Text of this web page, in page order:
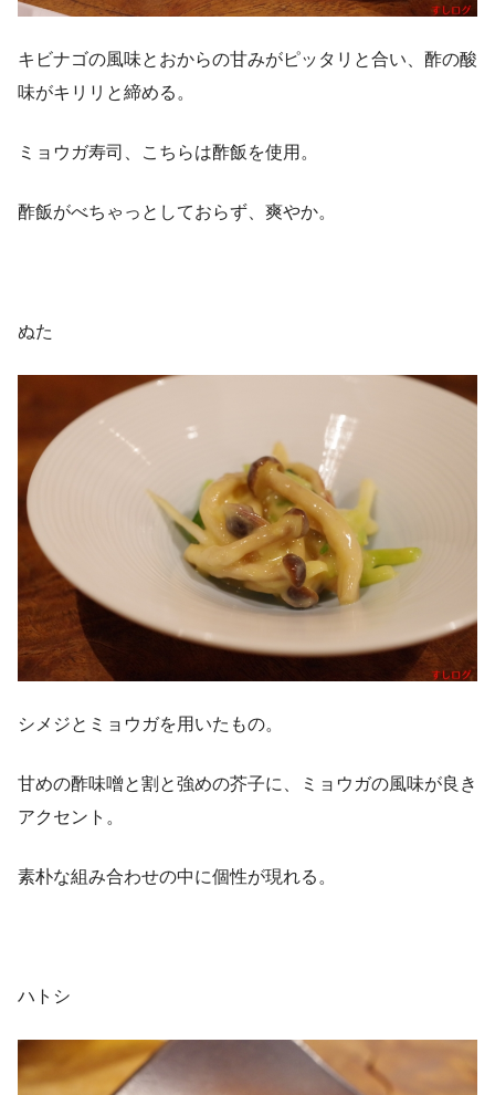
キビナゴの風味とおからの甘みがピッタリと合い、酢の酸
味がキリリと締める。
ミョウガ寿司、こちらは酢飯を使用。
酢飯がべちゃっとしておらず、爽やか。
ぬた
シメジとミョウガを用いたもの。
甘めの酢味噌と割と強めの芥子に、ミョウガの風味が良き
アクセント。
素朴な組み合わせの中に個性が現れる。
ハトシ